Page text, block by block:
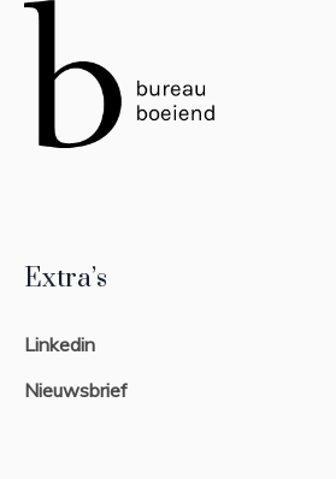
Extra’s
Linkedin
Nieuwsbrief